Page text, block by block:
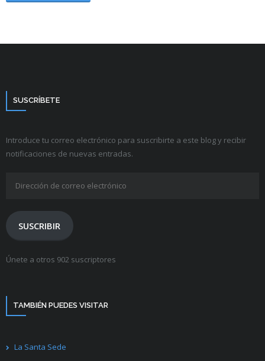
SUSCRÍBETE
Introduce tu correo electrónico para suscribirte a este blog y recibir
notificaciones de nuevas entradas.
electrónico
SUSCRIBIR
Únete a otros 902 suscriptores
TAMBIÉN PUEDES VISITAR
La Santa Sede